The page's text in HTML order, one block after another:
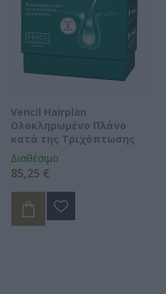
Vencil Hairplan
Ολοκληρωμένο Πλάνο
κατά της Τριχόπτωσης
Διαθέσιμο
85,25 €